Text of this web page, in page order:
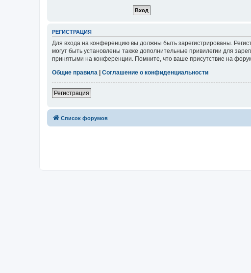
РЕГИСТРАЦИЯ
Для входа на конференцию вы должны быть зарегистрированы.
могут быть установлены также дополнительные привилегии для
принятыми на конференции. Помните, что ваше присутствие на
Общие правила
Соглашение о конфиденциальности
Регистрация
Список форумов